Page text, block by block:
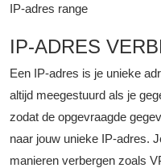
IP-adres range
IP-ADRES
Een IP-adres is je unieke
altijd meegestuurd als je
zodat de opgevraagde
naar jouw unieke IP-adres.
manieren verbergen zoals